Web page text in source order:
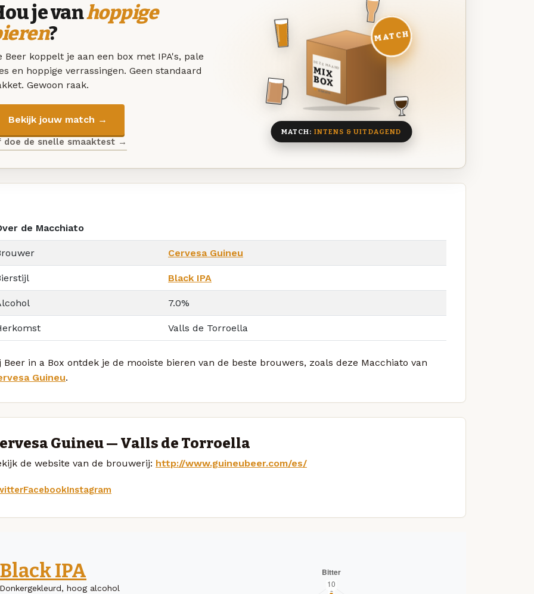
je vanhoppige
?
Beer koppelt je aan een box met IPA's, pale
en hoppige verrassingen. Geen standaard
Gewoon raak.
Bekijk jouw match →
doe de snelle smaaktest →
DEZE MAAND
MIX
BOX
8 BIEREN
MATCH
MATCH: INTENS & UITDAGEND
de Macchiato
Cervesa Guineu
Black IPA
7.0%
Valls de Torroella
Beer in a Box ontdek je de mooiste bieren van de beste brouwers, zoals deze Macchiato van
Guineu.
Guineu — Valls de Torroella
de website van de brouwerij: http://www.guineubeer.com/es/
FacebookInstagram
Black IPA
Donkergekleurd, hoog alcohol